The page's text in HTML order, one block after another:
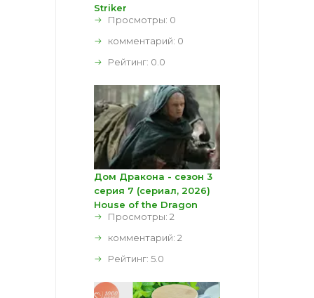
Striker
Просмотры: 0
комментарий: 0
Рейтинг: 0.0
Дом Дракона - сезон 3
серия 7 (сериал, 2026)
House of the Dragon
Просмотры: 2
комментарий: 2
Рейтинг: 5.0